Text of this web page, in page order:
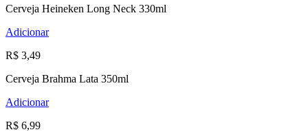
Cerveja Heineken Long Neck 330ml
Adicionar
R$ 3,49
Cerveja Brahma Lata 350ml
Adicionar
R$ 6,99